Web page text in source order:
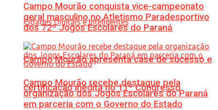
Campo Mourão apresenta case de sucesso e
certificação inédita no 11º Congresso
Campo Mourão conquista vice-campeonato
geral masculino no Atletismo Paradesportivo
dos 72º Jogos Escolares do Paraná
Campo Mourão recebe destaque pela
organização dos Jogos Escolares do Paraná
em parceria com o Governo do Estado